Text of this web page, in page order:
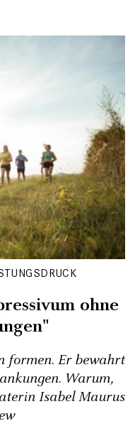
ohne
formen. Er bewahrt
Warum,
Isabel Maurus